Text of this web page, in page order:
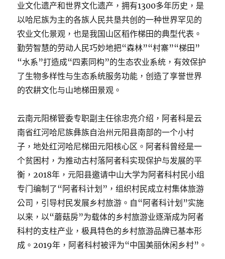
业文化遗产和世界文化遗产，拥有1300多年历史，是
以哈尼族为主的各族人民共垦共创的一种世界罕见的
农业文化景观，也是我国山区稻作梯田的典型代表。
勤劳智慧的劳动人民巧妙地把“森林”“村寨”“梯田”
“水系”打造成“四素同构”的生态农业系统，有效保护
了生物多样性与生态系统服务功能，创造了享誉世界
的农耕文化与山地梯田景观。
云南元阳梯管委专职副主任徐忠亮介绍，阿者科是云
南省红河哈尼族彝族自治州元阳县南部的一个小村
子，地处红河哈尼梯田元阳核心区。阿者科曾经是一
个贫困村，为推动古村落阿者科实现保护与发展的平
衡，2018年，元阳县邀请中山大学为阿者科村民小组
专门编制了“阿者科计划”，组织村民成立村集体旅游
公司，引导村民发展乡村旅游。自“阿者科计划”实施
以来，以“蘑菇房”为载体的乡村旅游业逐渐成为阿者
科村的支柱产业，极具特色的乡村旅游品牌已基本形
成。2019年，阿者科村被评为“中国美丽休闲乡村”。